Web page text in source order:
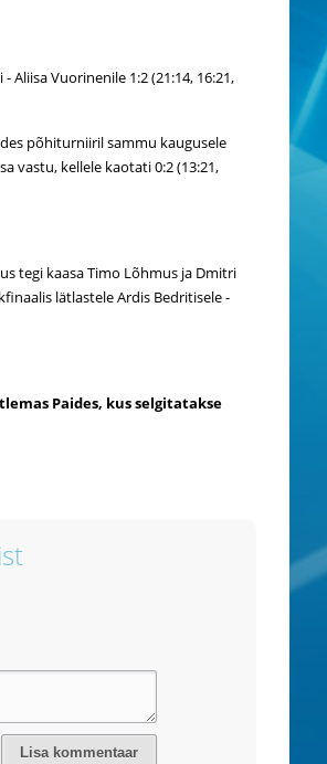
Vuorinenile 1:2 (21:14, 16:21,
põhiturniiril sammu kaugusele
vastu, kellele kaotati 0:2 (13:21,
tegi kaasa Timo Lõhmus ja Dmitri
lätlastele Ardis Bedritisele -
Paides, kus selgitatakse